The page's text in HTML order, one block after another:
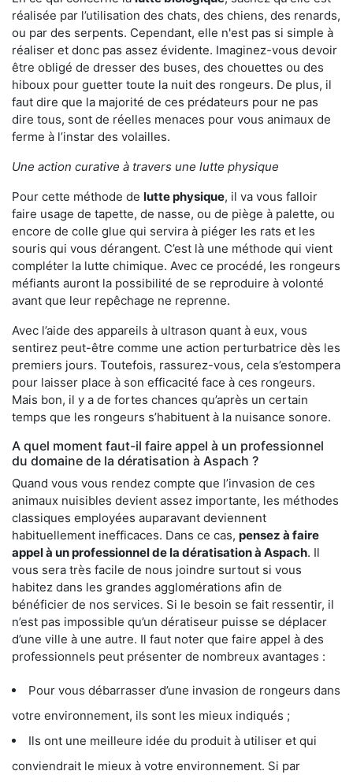
réalisée par l’utilisation des chats, des chiens, des renards,
ou par des serpents. Cependant, elle n'est pas si simple à
réaliser et donc pas assez évidente. Imaginez-vous devoir
être obligé de dresser des buses, des chouettes ou des
hiboux pour guetter toute la nuit des rongeurs. De plus, il
faut dire que la majorité de ces prédateurs pour ne pas
dire tous, sont de réelles menaces pour vous animaux de
ferme à l’instar des volailles.
Une action curative à travers une lutte physique
Pour cette méthode de lutte physique, il va vous falloir
faire usage de tapette, de nasse, ou de piège à palette, ou
encore de colle glue qui servira à piéger les rats et les
souris qui vous dérangent. C’est là une méthode qui vient
compléter la lutte chimique. Avec ce procédé, les rongeurs
méfiants auront la possibilité de se reproduire à volonté
avant que leur repêchage ne reprenne.
Avec l’aide des appareils à ultrason quant à eux, vous
sentirez peut-être comme une action perturbatrice dès les
premiers jours. Toutefois, rassurez-vous, cela s’estompera
pour laisser place à son efficacité face à ces rongeurs.
Mais bon, il y a de fortes chances qu’après un certain
temps que les rongeurs s’habituent à la nuisance sonore.
A quel moment faut-il faire appel à un professionnel
du domaine de la dératisation à Aspach ?
Quand vous vous rendez compte que l’invasion de ces
animaux nuisibles devient assez importante, les méthodes
classiques employées auparavant deviennent
habituellement inefficaces. Dans ce cas, pensez à faire
appel à un professionnel de la dératisation à Aspach. Il
vous sera très facile de nous joindre surtout si vous
habitez dans les grandes agglomérations afin de
bénéficier de nos services. Si le besoin se fait ressentir, il
n’est pas impossible qu’un dératiseur puisse se déplacer
d’une ville à une autre. Il faut noter que faire appel à des
professionnels peut présenter de nombreux avantages :
Pour vous débarrasser d’une invasion de rongeurs dans
votre environnement, ils sont les mieux indiqués ;
Ils ont une meilleure idée du produit à utiliser et qui
conviendrait le mieux à votre environnement. Si par